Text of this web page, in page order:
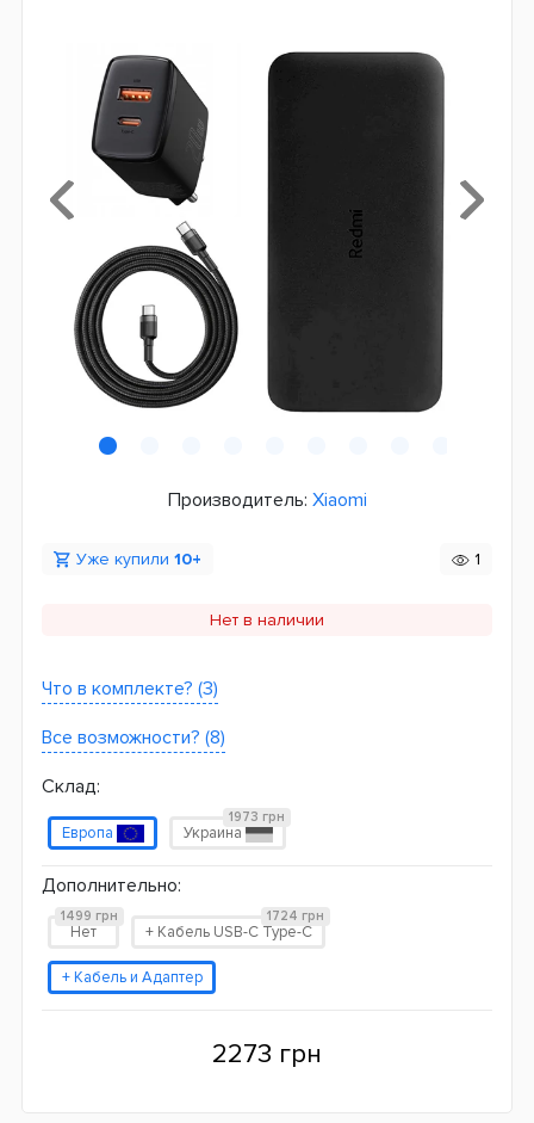
Производитель: Xiaomi
Уже купили 10+ 1
Нет в наличии
Что в комплекте? (3)
Все возможности? (8)
Склад:
Европа Украина
1973 грн
Дополнительно:
Нет
1499 грн
+ Кабель USB-C Type-C
1724 грн
+ Кабель и Адаптер
2273 грн